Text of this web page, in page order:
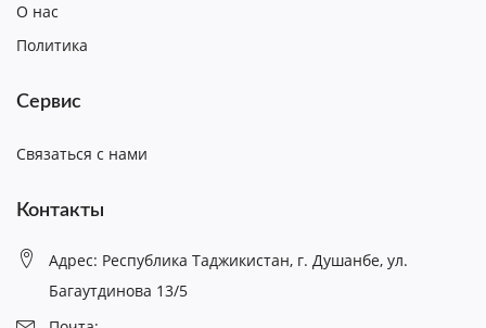
О нас
Политика
Сервис
Связаться с нами
Контакты
Адрес: Республика Таджикистан, г. Душанбе, ул.
Багаутдинова 13/5